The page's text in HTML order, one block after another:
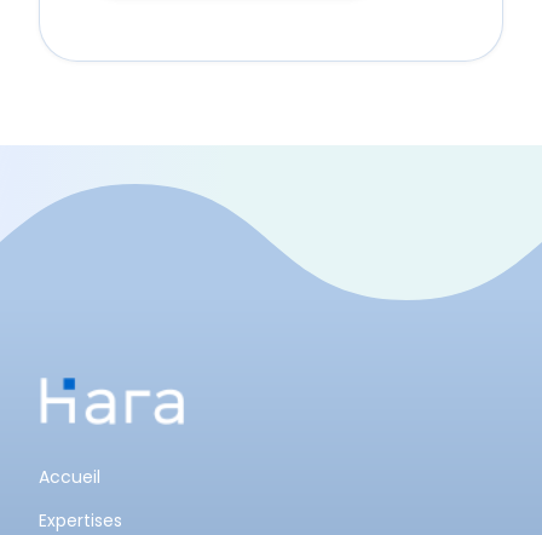
Accueil
Expertises